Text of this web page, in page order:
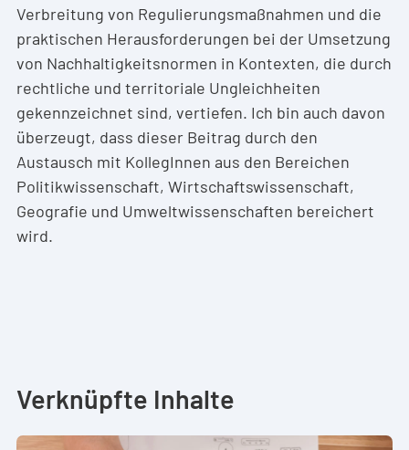
Verbreitung von Regulierungsmaßnahmen und die
praktischen Herausforderungen bei der Umsetzung
von Nachhaltigkeitsnormen in Kontexten, die durch
rechtliche und territoriale Ungleichheiten
gekennzeichnet sind, vertiefen. Ich bin auch davon
überzeugt, dass dieser Beitrag durch den
Austausch mit KollegInnen aus den Bereichen
Politikwissenschaft, Wirtschaftswissenschaft,
Geografie und Umweltwissenschaften bereichert
wird.
Verknüpfte Inhalte